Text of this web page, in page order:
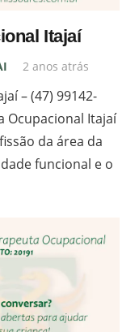
Itajaí
2 anos atrás
– (47) 99142-
Ocupacional Itajaí
da área da
funcional e o